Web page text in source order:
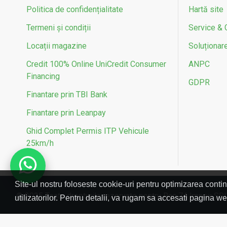
Site-ul nostru foloseste cookie-uri pentru optimizarea
utilizatorilor. Pentru detalii, va rugam sa accesati pagina
Anvelopa spate
Conectivitate Pornire electrica
Frana fata
Frana spate
Lumini
Material janta
Numar chei 2
Politica de confidențialitate
Termeni și condiții
Locații magazine
Credit 100% Online UniCredit Consumer
Financing
Finantare prin TBI Bank
Finantare prin Leanpay
Ghid Complet Permis ITP Vehicule
25km/h
Hartă site
Service &
ANPC
GDPR
© 2025 Toate drepturile rezervate pentru Rac 74 Impex